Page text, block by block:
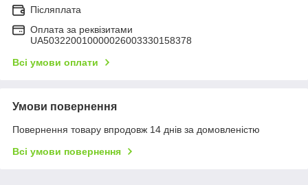
Післяплата
Оплата за реквізитами
UA503220010000026003330158378
Всі умови оплати
Умови повернення
Повернення товару впродовж 14 днів за домовленістю
Всі умови повернення